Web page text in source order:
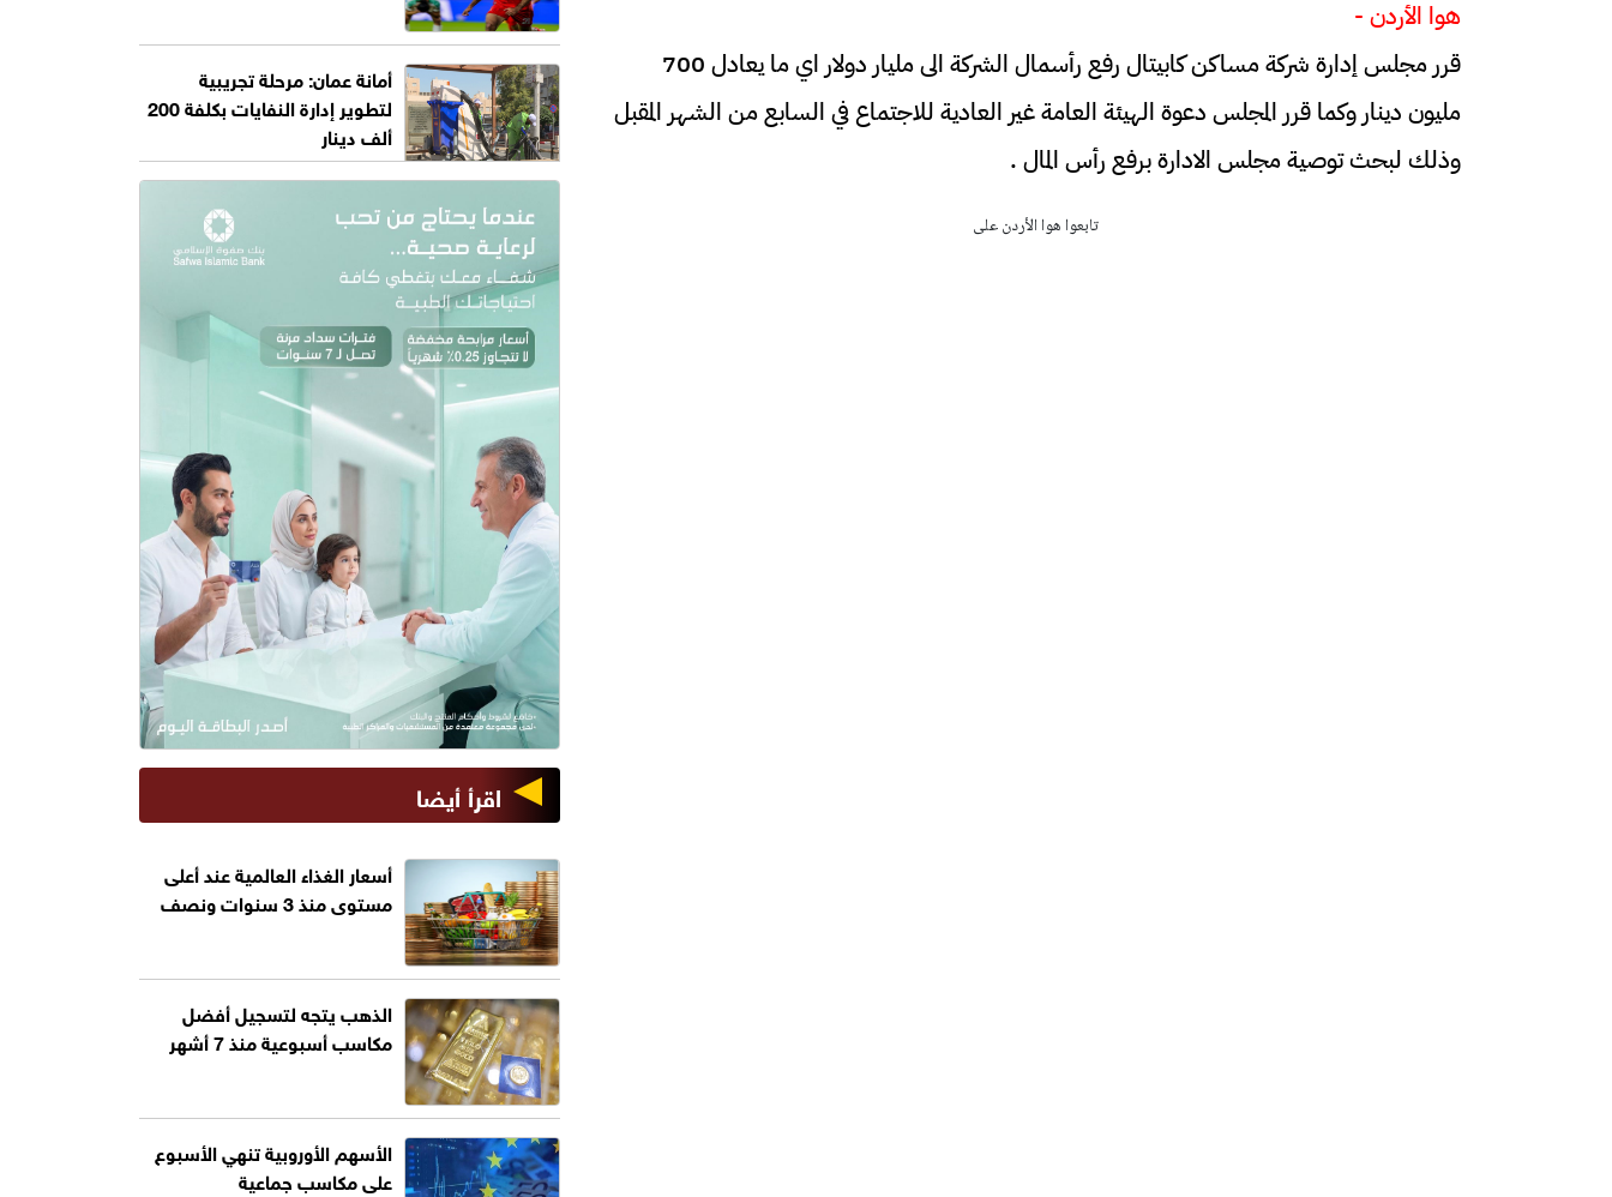
هوا الأردن -
قرر مجلس إدارة شركة مساكن كابيتال رفع رأسمال الشركة الى مليار دولار اي ما يعادل 700
مليون دينار وكما قرر المجلس دعوة الهيئة العامة غير العادية للاجتماع في السابع من الشهر المقبل
وذلك لبحث توصية مجلس الادارة برفع رأس المال .
تابعوا هوا الأردن على
أمانة عمان: مرحلة تجريبية
لتطوير إدارة النفايات بكلفة 200
ألف دينار
اقرأ أيضا
أسعار الغذاء العالمية عند أعلى
مستوى منذ 3 سنوات ونصف
الذهب يتجه لتسجيل أفضل
مكاسب أسبوعية منذ 7 أشهر
الأسهم الأوروبية تنهي الأسبوع
على مكاسب جماعية